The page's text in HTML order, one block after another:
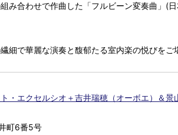
み合わせで作曲した「フルビーン変奏曲」(
細で華麗な演奏と馥郁たる室内楽の悦びをご
・エクセルシオ＋吉井瑞穂（オーボエ）＆景
町6番5号